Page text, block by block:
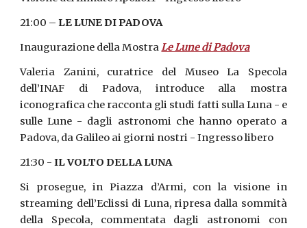
21:00 –LE LUNE DI PADOVA
Inaugurazione della MostraLe Lune di Padova
Valeria Zanini, curatrice del Museo La Specola
dell’INAF di Padova, introduce alla mostra
iconografica che racconta gli studi fatti sulla Luna - e
sulle Lune - dagli astronomi che hanno operato a
Padova, da Galileo ai giorni nostri - Ingresso libero
21:30 -IL VOLTO DELLA LUNA
Si prosegue, in Piazza d’Armi, con la visione in
streaming dell’Eclissi di Luna, ripresa dalla sommità
della Specola, commentata dagli astronomi con